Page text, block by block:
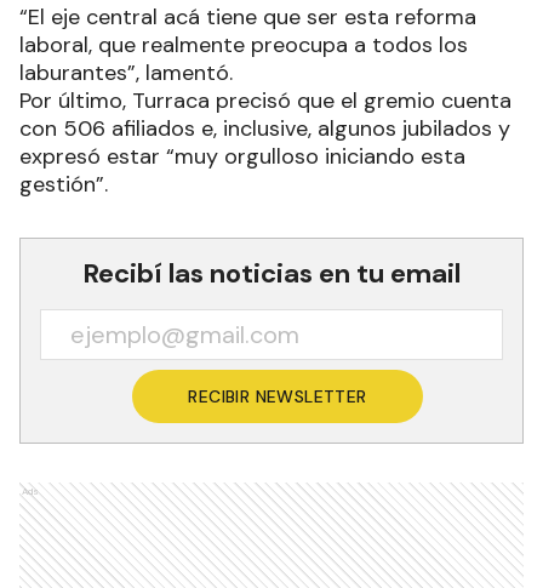
“El eje central acá tiene que ser esta reforma
laboral, que realmente preocupa a todos los
laburantes”, lamentó.
Por último, Turraca precisó que el gremio cuenta
con 506 afiliados e, inclusive, algunos jubilados y
expresó estar “muy orgulloso iniciando esta
gestión”.
Recibí las noticias en tu email
RECIBIR NEWSLETTER
Ads